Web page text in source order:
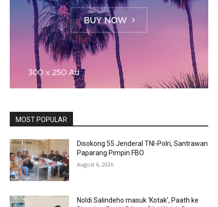
MOST POPULAR
Disokong 55 Jenderal TNI-Polri, Santrawan
Paparang Pimpin FBO
August 6, 2026
Noldi Salindeho masuk ‘Kotak’, Paath ke